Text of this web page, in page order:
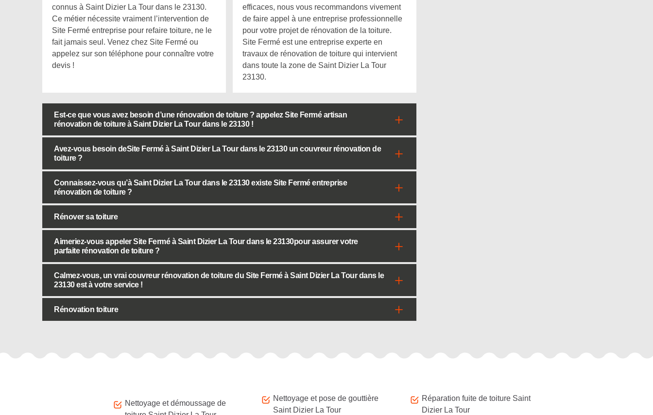
connus à Saint Dizier La Tour dans le 23130.
Ce métier nécessite vraiment l’intervention de
Site Fermé entreprise pour refaire toiture, ne le
fait jamais seul. Venez chez Site Fermé ou
appelez sur son téléphone pour connaître votre
devis !
efficaces, nous vous recommandons vivement
de faire appel à une entreprise professionnelle
pour votre projet de rénovation de la toiture.
Site Fermé est une entreprise experte en
travaux de rénovation de toiture qui intervient
dans toute la zone de Saint Dizier La Tour
23130.
Est-ce que vous avez besoin d’une rénovation de toiture ? appelez Site Fermé artisan
rénovation de toiture à Saint Dizier La Tour dans le 23130 !
Avez-vous besoin deSite Fermé à Saint Dizier La Tour dans le 23130 un couvreur rénovation de
toiture ?
Connaissez-vous qu’à Saint Dizier La Tour dans le 23130 existe Site Fermé entreprise
rénovation de toiture ?
Rénover sa toiture
Aimeriez-vous appeler Site Fermé à Saint Dizier La Tour dans le 23130pour assurer votre
parfaite rénovation de toiture ?
Calmez-vous, un vrai couvreur rénovation de toiture du Site Fermé à Saint Dizier La Tour dans le
23130 est à votre service !
Rénovation toiture
Nettoyage et démoussage de
Nettoyage et pose de gouttière
Saint Dizier La Tour
Réparation fuite de toiture Saint
Dizier La Tour